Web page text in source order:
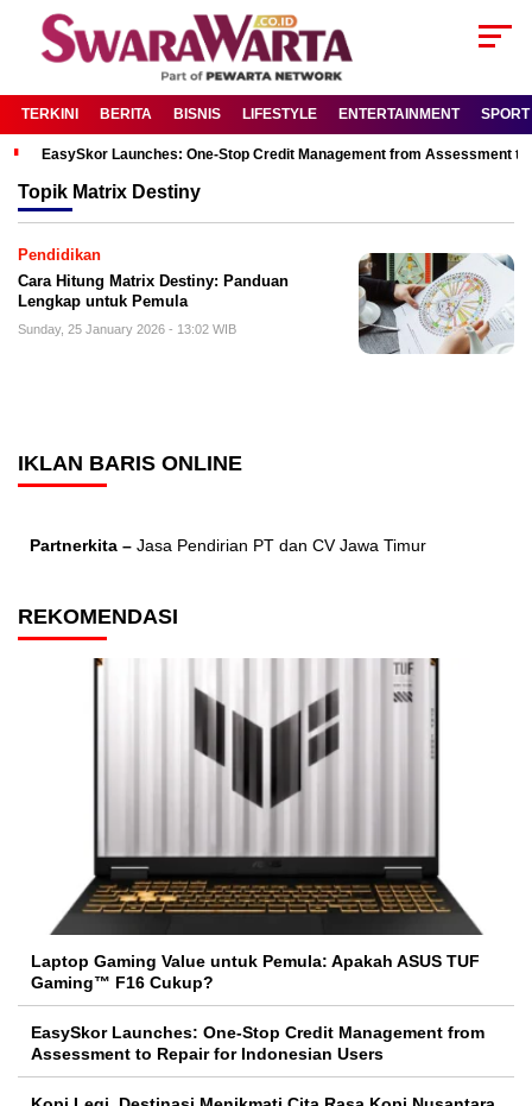
TERKINI BERITA BISNIS LIFESTYLE ENTERTAINMENT SPORT
EasySkor Launches: One-Stop Credit Management from Assessment
Topik Matrix Destiny
Pendidikan
Cara Hitung Matrix Destiny: Panduan
Lengkap untuk Pemula
Sunday, 25 January 2026 - 13:02 WIB
IKLAN BARIS ONLINE
Partnerkita – Jasa Pendirian PT dan CV Jawa Timur
REKOMENDASI
Laptop Gaming Value untuk Pemula: Apakah ASUS TUF
Gaming™ F16 Cukup?
EasySkor Launches: One-Stop Credit Management from
Assessment to Repair for Indonesian Users